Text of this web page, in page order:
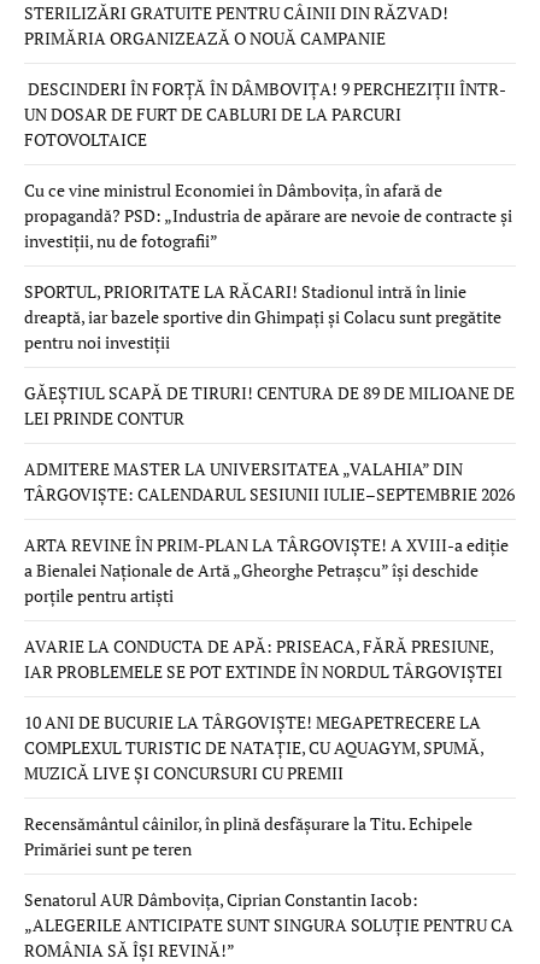
STERILIZĂRI GRATUITE PENTRU CÂINII DIN RĂZVAD!
PRIMĂRIA ORGANIZEAZĂ O NOUĂ CAMPANIE
DESCINDERI ÎN FORȚĂ ÎN DÂMBOVIȚA! 9 PERCHEZIȚII ÎNTR-
UN DOSAR DE FURT DE CABLURI DE LA PARCURI
FOTOVOLTAICE
Cu ce vine ministrul Economiei în Dâmbovița, în afară de
propagandă? PSD: „Industria de apărare are nevoie de contracte și
investiții, nu de fotografii”
SPORTUL, PRIORITATE LA RĂCARI! Stadionul intră în linie
dreaptă, iar bazele sportive din Ghimpați și Colacu sunt pregătite
pentru noi investiții
GĂEȘTIUL SCAPĂ DE TIRURI! CENTURA DE 89 DE MILIOANE DE
LEI PRINDE CONTUR
ADMITERE MASTER LA UNIVERSITATEA „VALAHIA” DIN
TÂRGOVIȘTE: CALENDARUL SESIUNII IULIE–SEPTEMBRIE 2026
ARTA REVINE ÎN PRIM-PLAN LA TÂRGOVIȘTE! A XVIII-a ediție
a Bienalei Naționale de Artă „Gheorghe Petrașcu” își deschide
porțile pentru artiști
AVARIE LA CONDUCTA DE APĂ: PRISEACA, FĂRĂ PRESIUNE,
IAR PROBLEMELE SE POT EXTINDE ÎN NORDUL TÂRGOVIȘTEI
10 ANI DE BUCURIE LA TÂRGOVIȘTE! MEGAPETRECERE LA
COMPLEXUL TURISTIC DE NATAȚIE, CU AQUAGYM, SPUMĂ,
MUZICĂ LIVE ȘI CONCURSURI CU PREMII
Recensământul câinilor, în plină desfășurare la Titu. Echipele
Primăriei sunt pe teren
Senatorul AUR Dâmbovița, Ciprian Constantin Iacob:
„ALEGERILE ANTICIPATE SUNT SINGURA SOLUȚIE PENTRU CA
ROMÂNIA SĂ ÎȘI REVINĂ!”